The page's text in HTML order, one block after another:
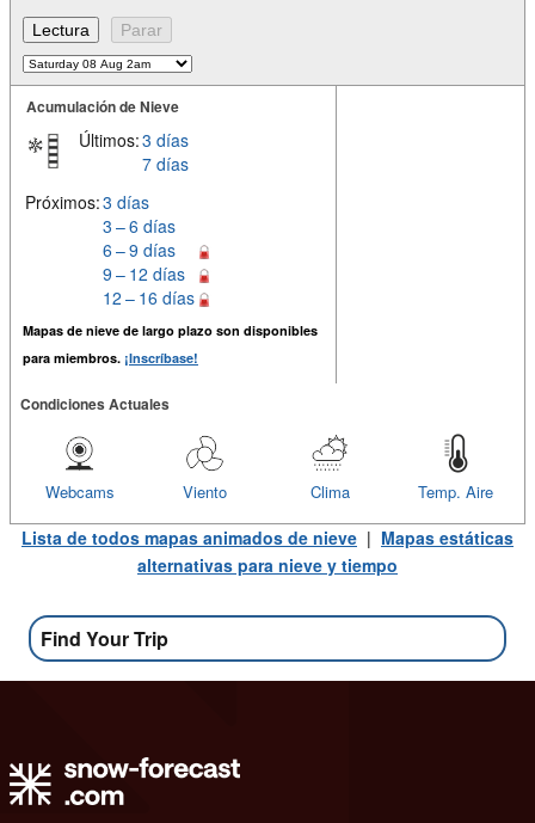
Acumulación de Nieve
Últimos:3 días
7 días
Próximos:3 días
3 – 6 días
6 – 9 días
9 – 12 días
12 – 16 días
Mapas de nieve de largo plazo son disponibles
para miembros. ¡Inscríbase!
Condiciones Actuales
Temp. Aire
Clima
Viento
Webcams
Lista de todos mapas animados de nieve | Mapas estáticas
alternativas para nieve y tiempo
Find Your Trip